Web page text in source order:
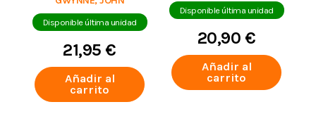
LOS DIOSES
Disponible última unidad
21,95 €
Añadir al
carrito
Disponible última unidad
20,90 €
Añadir al
carrito